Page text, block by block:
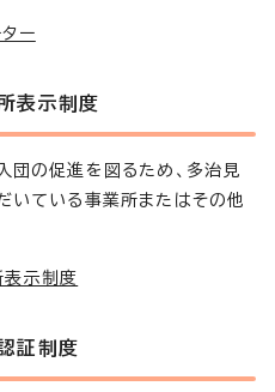
ー
表示制度
の促進を図るため、多治見
いている事業所またはその他
表示制度
証制度